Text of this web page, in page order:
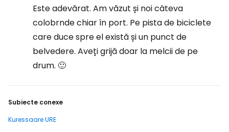
Este adevărat. Am văzut și noi câteva
colobrnde chiar în port. Pe pista de biciclete
care duce spre el există și un punct de
belvedere. Aveți grijă doar la melcii de pe
drum. 🙂
Subiecte conexe
Kuressaare URE